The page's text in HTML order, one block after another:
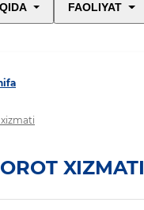
FAOLIYAT
XIZMATI